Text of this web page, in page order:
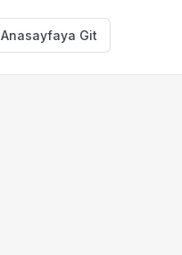
Anasayfaya Git